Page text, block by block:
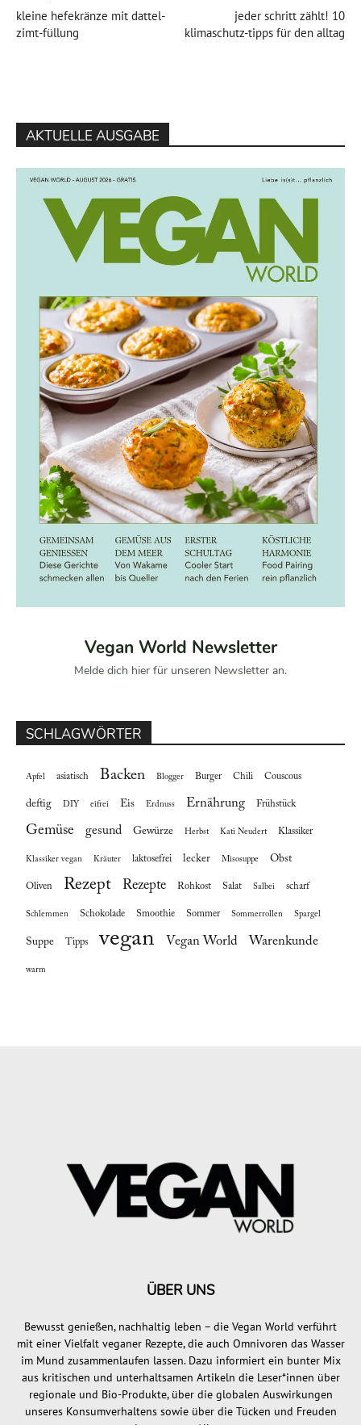
kleine hefekränze mit dattel-
zimt-füllung
jeder schritt zählt! 10
klimaschutz-tipps für den alltag
AKTUELLE AUSGABE
Vegan World Newsletter
Melde dich hier für unseren Newsletter an.
SCHLAGWÖRTER
Apfel asiatisch Backen Blogger Burger Chili Couscous
deftig DIY eifrei Eis Erdnuss Ernährung Frühstück
Gemüse gesund Gewürze Herbst Kati Neudert Klassiker
Klassiker vegan Kräuter laktosefrei lecker Misosuppe Obst
Oliven Rezept Rezepte Rohkost Salat Salbei scharf
Schlemmen Schokolade Smoothie Sommer Sommerrollen Spargel
Suppe Tipps vegan Vegan World Warenkunde
warm
ÜBER UNS
Bewusst genießen, nachhaltig leben – die Vegan World verführt
mit einer Vielfalt veganer Rezepte, die auch Omnivoren das Wasser
im Mund zusammenlaufen lassen. Dazu informiert ein bunter Mix
aus kritischen und unterhaltsamen Artikeln die Leser*innen über
regionale und Bio-Produkte, über die globalen Auswirkungen
unseres Konsumverhaltens sowie über die Tücken und Freuden